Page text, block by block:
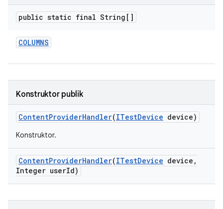
public static final String[]
COLUMNS
Konstruktor publik
ContentProviderHandler(ITestDevice device)
Konstruktor.
ContentProviderHandler(ITestDevice device ,
Integer userId)